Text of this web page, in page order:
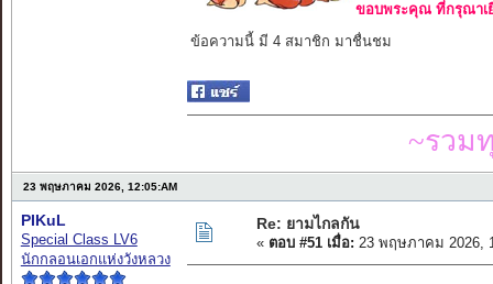
ขอบพระคุณ ที่กรุณาเ
ข้อความนี้ มี 4 สมาชิก มาชื่นชม
~รวม
23 พฤษภาคม 2026, 12:05:AM
PIKuL
Special Class LV6
นักกลอนเอกแห่งวังหลวง
Re: ยามไกลกัน
« ตอบ #51 เมื่อ: 23 พฤษภาคม 2026,